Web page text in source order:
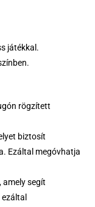
játékkal.
rögzített
biztosít
Ezáltal megóvhatja
amely segít